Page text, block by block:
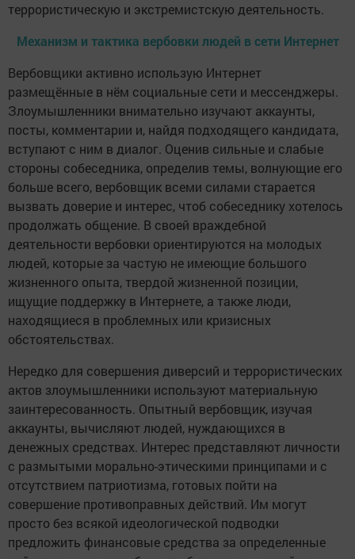
террористическую и экстремистскую деятельность.
Механизм и тактика вербовки людей в сети Интернет
Вербовщики активно использую Интернет
размещённые в нём социальные сети и мессенджеры.
Злоумышленники внимательно изучают аккаунты,
посты, комментарии и, найдя подходящего кандидата,
вступают с ним в диалог. Оценив сильные и слабые
стороны собеседника, определив темы, волнующие его
больше всего, вербовщик всеми силами старается
вызвать доверие и интерес, чтоб собеседнику хотелось
продолжать общение. В своей враждебной
деятельности вербовки ориентируются на молодых
людей, которые за частую не имеющие большого
жизненного опыта, твердой жизненной позиции,
ищущие поддержку в Интернете, а также люди,
находящиеся в проблемных или кризисных
обстоятельствах.
Нередко для совершения диверсий и террористических
актов злоумышленники используют материальную
заинтересованность. Опытный вербовщик, изучая
аккаунты, вычисляют людей, нуждающихся в
денежных средствах. Интерес представляют личности
с размытыми морально-этическими принципами и с
отсутствием патриотизма, готовых пойти на
совершение противоправных действий. Им могут
просто без всякой идеологической подводки
предложить финансовые средства за определенные